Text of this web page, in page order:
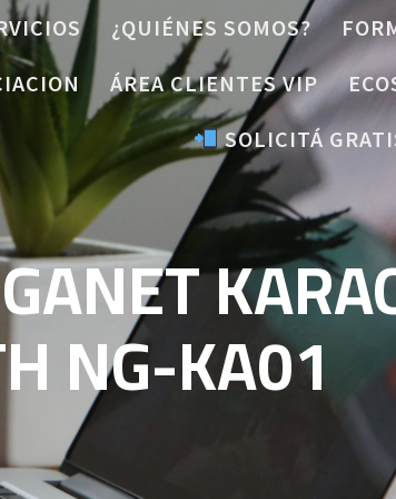
¿QUIÉNES SOMOS?
ÁREA CLIENTES VIP
SOLICITÁ
NG-KA01